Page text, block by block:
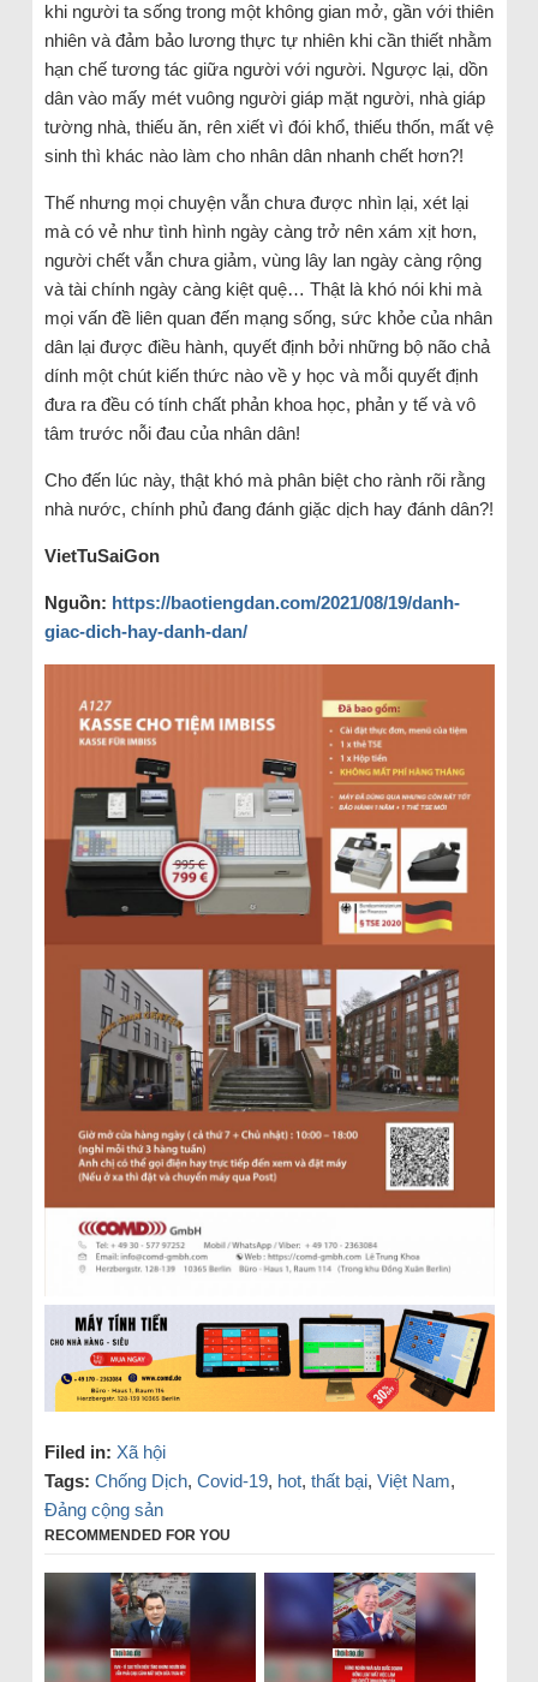
khi người ta sống trong một không gian mở, gần với thiên
nhiên và đảm bảo lương thực tự nhiên khi cần thiết nhằm
hạn chế tương tác giữa người với người. Ngược lại, dồn
dân vào mấy mét vuông người giáp mặt người, nhà giáp
tường nhà, thiếu ăn, rên xiết vì đói khổ, thiếu thốn, mất vệ
sinh thì khác nào làm cho nhân dân nhanh chết hơn?!
Thế nhưng mọi chuyện vẫn chưa được nhìn lại, xét lại
mà có vẻ như tình hình ngày càng trở nên xám xịt hơn,
người chết vẫn chưa giảm, vùng lây lan ngày càng rộng
và tài chính ngày càng kiệt quệ… Thật là khó nói khi mà
mọi vấn đề liên quan đến mạng sống, sức khỏe của nhân
dân lại được điều hành, quyết định bởi những bộ não chả
dính một chút kiến thức nào về y học và mỗi quyết định
đưa ra đều có tính chất phản khoa học, phản y tế và vô
tâm trước nỗi đau của nhân dân!
Cho đến lúc này, thật khó mà phân biệt cho rành rõi rằng
nhà nước, chính phủ đang đánh giặc dịch hay đánh dân?!
VietTuSaiGon
Nguồn: https://baotiengdan.com/2021/08/19/danh-
giac-dich-hay-danh-dan/
Filed in: Xã hội
Tags: Chống Dịch, Covid-19, hot, thất bại, Việt Nam,
Đảng cộng sản
RECOMMENDED FOR YOU